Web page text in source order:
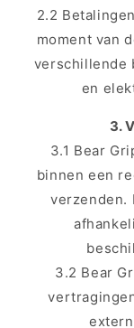
2.2
moment van
verschillende
en
3.
3.1 Bear
binnen een
verzenden.
3.2 Bear